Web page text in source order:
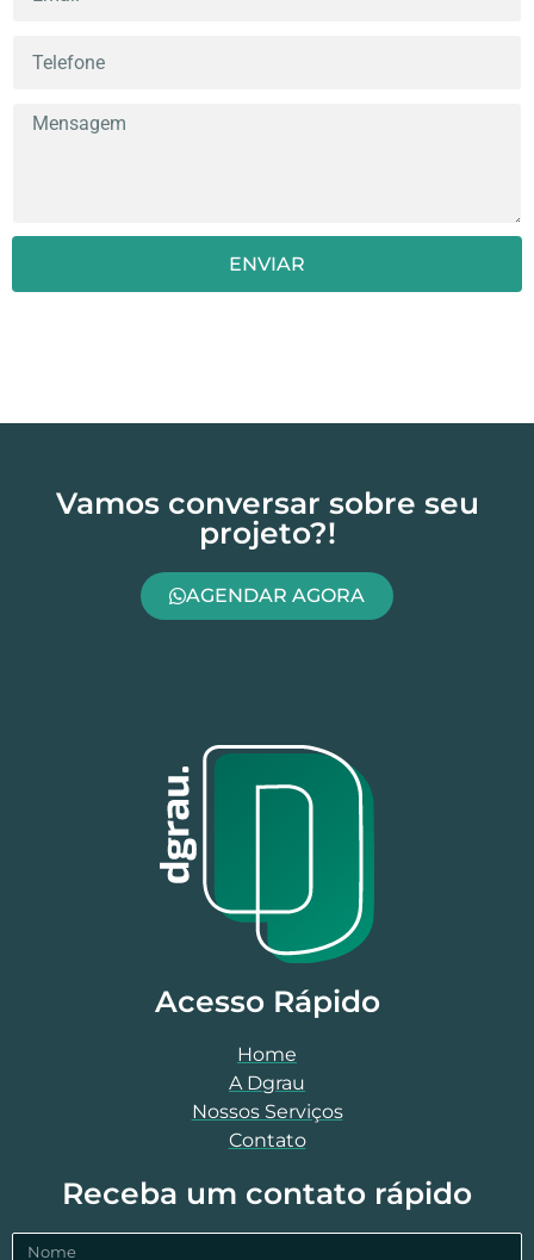
ENVIAR
Vamos conversar sobre seu
projeto?!
AGENDAR AGORA
Acesso Rápido
Home
A Dgrau
Nossos Serviços
Contato
Receba um contato rápido